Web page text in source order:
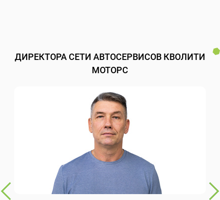
ДИРЕКТОРА СЕТИ АВТОСЕРВИСОВ КВОЛИТИ
МОТОРС